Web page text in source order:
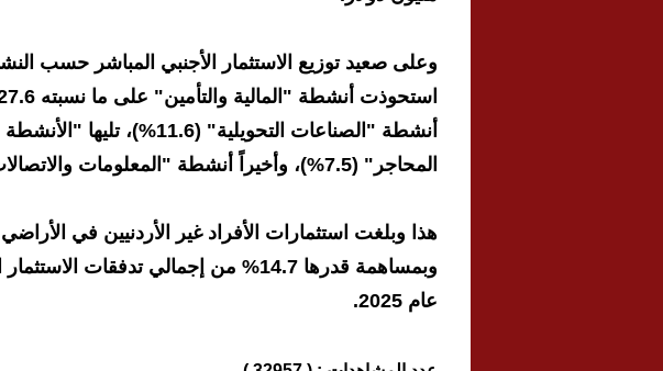
المحاجر" (7.5%)، وأخيراً أنشطة "المعلومات والاتصالات" (6.1%) من إجمالي التدفقات.
وبمساهمة قدرها 14.7% من إجمالي تدفقات
عام 2025.